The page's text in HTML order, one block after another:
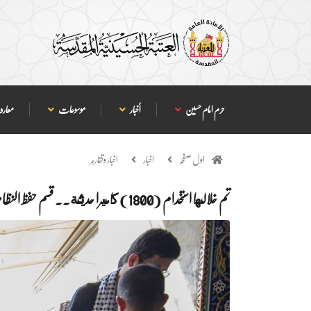
حرم امام حسین أخبار موسوعات
اول صفحہ اخبار اخبار وتقارير
تم خلالها استخدام (1800) كاميرا حديثة.. قسم حفظ النظام في العتبة الحسينية يكشف عن خطته الخاصة بزيارة عاشوراء